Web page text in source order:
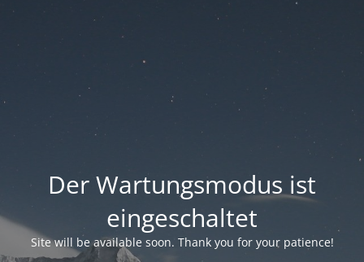
Der Wartungsmodus ist
eingeschaltet
Site will be available soon. Thank you for your patience!